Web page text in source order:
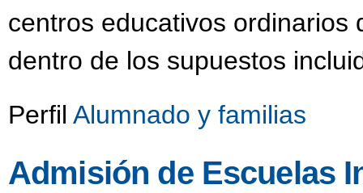
centros educativos ordinarios
dentro de los supuestos
Perfil Alumnado y familias
Admisión de Escuelas